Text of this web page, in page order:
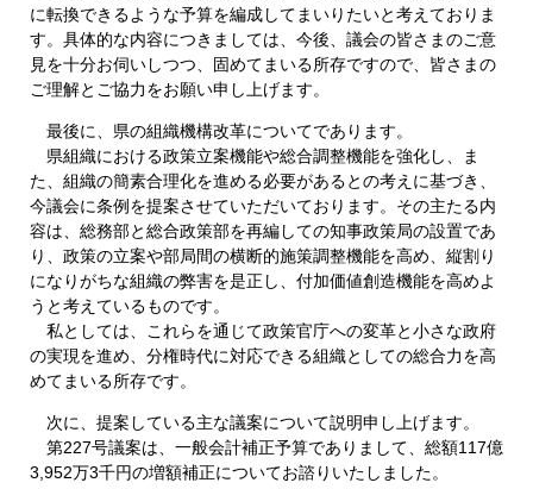
に転換できるような予算を編成してまいりたいと考えておりま
す。具体的な内容につきましては、今後、議会の皆さまのご意
見を十分お伺いしつつ、固めてまいる所存ですので、皆さまの
ご理解とご協力をお願い申し上げます。
最後に、県の組織機構改革についてであります。
県組織における政策立案機能や総合調整機能を強化し、ま
た、組織の簡素合理化を進める必要があるとの考えに基づき、
今議会に条例を提案させていただいております。その主たる内
容は、総務部と総合政策部を再編しての知事政策局の設置であ
り、政策の立案や部局間の横断的施策調整機能を高め、縦割り
になりがちな組織の弊害を是正し、付加価値創造機能を高めよ
うと考えているものです。
私としては、これらを通じて政策官庁への変革と小さな政府
の実現を進め、分権時代に対応できる組織としての総合力を高
めてまいる所存です。
次に、提案している主な議案について説明申し上げます。
第227号議案は、一般会計補正予算でありまして、総額117億
3,952万3千円の増額補正についてお諮りいたしました。